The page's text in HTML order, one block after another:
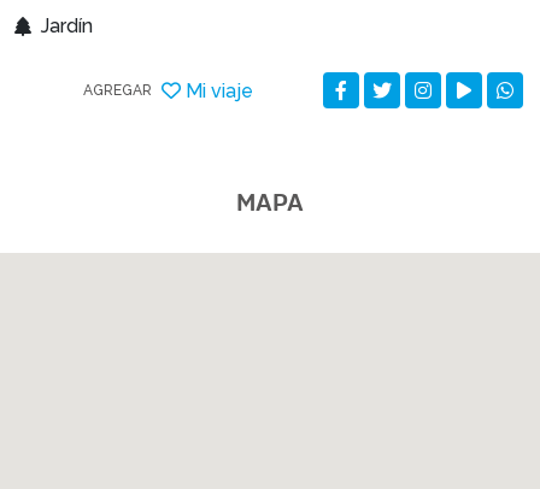
Jardín
AGREGAR Mi viaje
MAPA